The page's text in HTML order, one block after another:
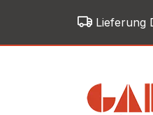
Zum Hauptinhalt springen
Lieferung